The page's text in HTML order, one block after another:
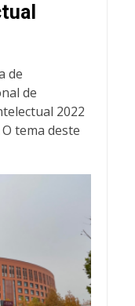
de
de
2022
tema deste